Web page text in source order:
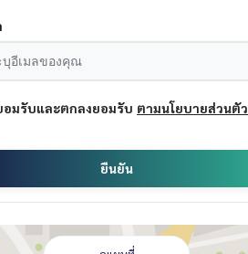
อมรับและตกลงยอมรับ ตามนโยบายส่วนตัว
ยืนยัน